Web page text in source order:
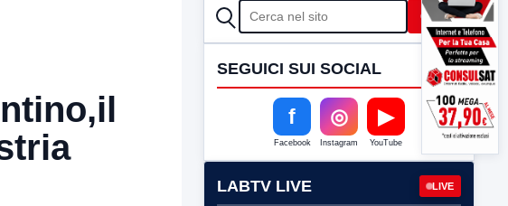
CERCA Cerca
SEGUICI SUI SOCIAL
f
Facebook
◎
Instagram
▶
YouTube
LABTV LIVE LIVE